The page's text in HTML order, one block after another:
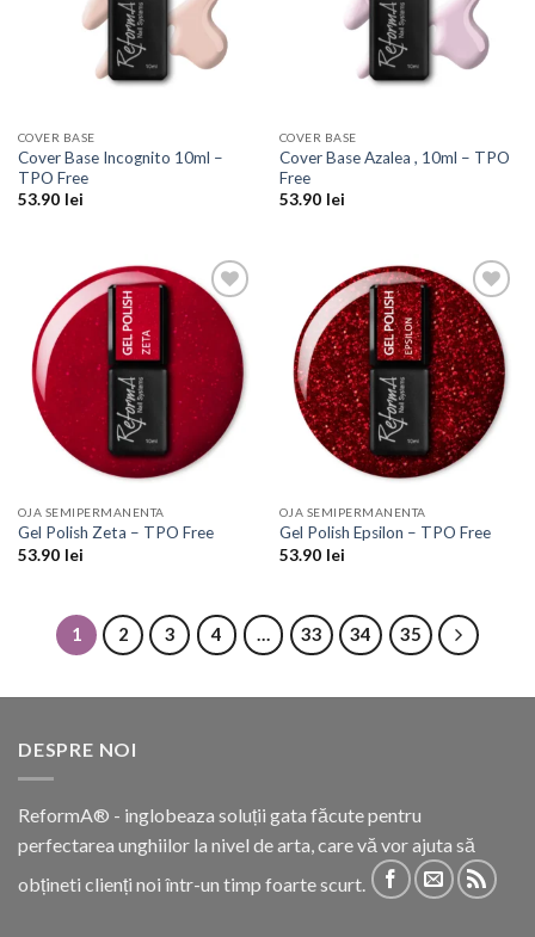
COVER BASE
Cover Base Incognito 10ml –
TPO Free
53.90 lei
COVER BASE
Cover Base Azalea , 10ml – TPO
Free
53.90 lei
Add to
Wishlist
OJA SEMIPERMANENTA
Gel Polish Zeta – TPO Free
53.90 lei
Add to
Wishlist
OJA SEMIPERMANENTA
Gel Polish Epsilon – TPO Free
53.90 lei
1 2 3 4 … 33 34 35
DESPRE NOI
ReformA® - inglobeaza soluții gata făcute pentru
perfectarea unghiilor la nivel de arta, care vă vor ajuta să
obțineti clienți noi într-un timp foarte scurt.